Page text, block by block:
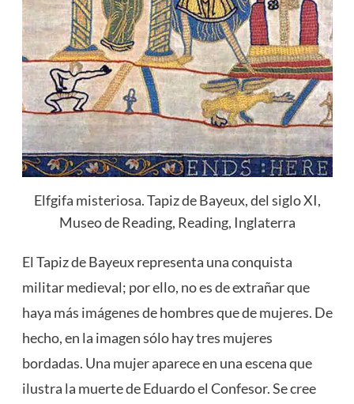
Elfgifa misteriosa. Tapiz de Bayeux, del siglo XI,
Museo de Reading, Reading, Inglaterra
El Tapiz de Bayeux representa una conquista
militar medieval; por ello, no es de extrañar que
haya más imágenes de hombres que de mujeres. De
hecho, en la imagen sólo hay tres mujeres
bordadas. Una mujer aparece en una escena que
ilustra la muerte de Eduardo el Confesor. Se cree